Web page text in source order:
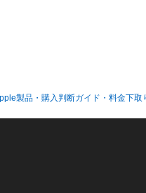
製品・購入判断ガイド・料金下取